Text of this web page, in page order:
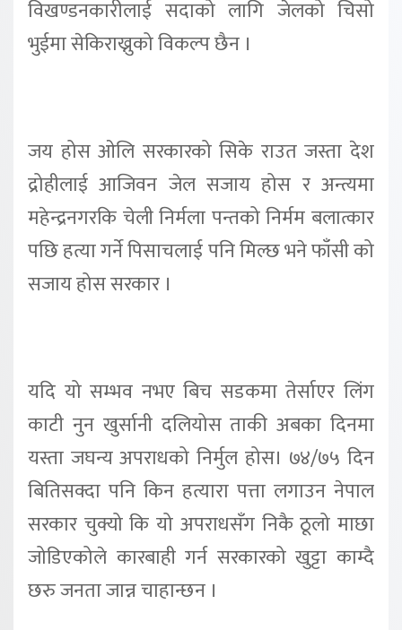
विखण्डनकारीलाई सदाको लागि जेलको चिसो
भुईमा सेकिराख्नुको विकल्प छैन ।
जय होस ओलि सरकारको सिके राउत जस्ता देश
द्रोहीलाई आजिवन जेल सजाय होस र अन्त्यमा
महेन्द्रनगरकि चेली निर्मला पन्तको निर्मम बलात्कार
पछि हत्या गर्ने पिसाचलाई पनि मिल्छ भने फाँसी को
सजाय होस सरकार ।
यदि यो सम्भव नभए बिच सडकमा तेर्साएर लिंग
काटी नुन खुर्सानी दलियोस ताकी अबका दिनमा
यस्ता जघन्य अपराधको निर्मुल होस। ७४/७५ दिन
बितिसक्दा पनि किन हत्यारा पत्ता लगाउन नेपाल
सरकार चुक्यो कि यो अपराधसँग निकै ठूलो माछा
जोडिएकोले कारबाही गर्न सरकारको खुट्टा काम्दै
छरु जनता जान्न चाहान्छन ।